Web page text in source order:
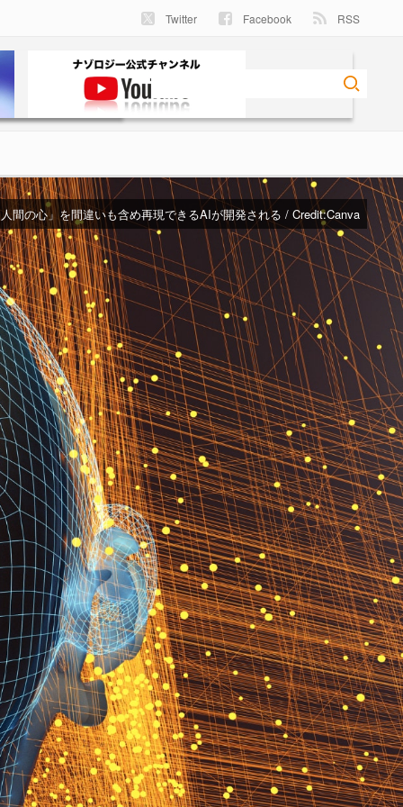
Twitter Facebook RSS
間の心」を間違いも含め再現できるAIが開発される / Credit:Canva